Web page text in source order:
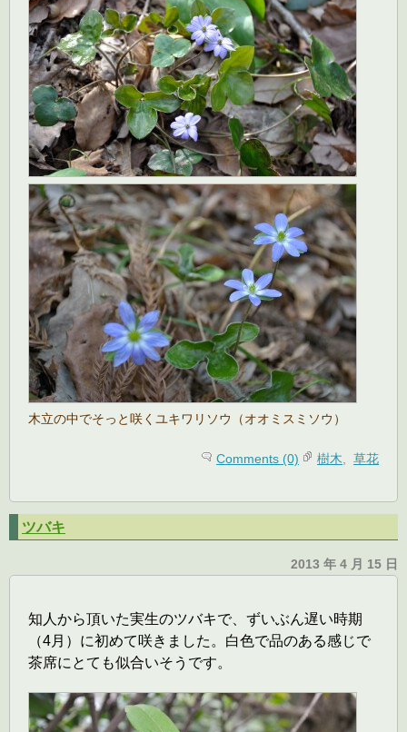
木立の中でそっと咲くユキワリソウ（オオミスミソウ）
Comments (0) 樹木, 草花
ツバキ
2013 年 4 月 15 日
知人から頂いた実生のツバキで、ずいぶん遅い時期
（4月）に初めて咲きました。白色で品のある感じで
茶席にとても似合いそうです。